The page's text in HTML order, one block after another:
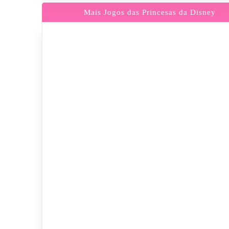
Mais Jogos das Princesas da Disney